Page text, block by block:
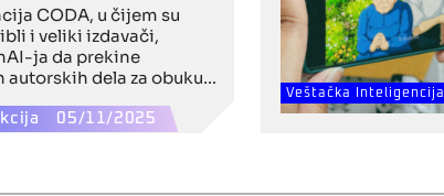
CODA, u čijem su
i veliki izdavači,
ja da prekine
dela za obuku
poglavlje u globalnoj
prestaje inspiracija, a
05/11/2025
Veštačka Inteligencija